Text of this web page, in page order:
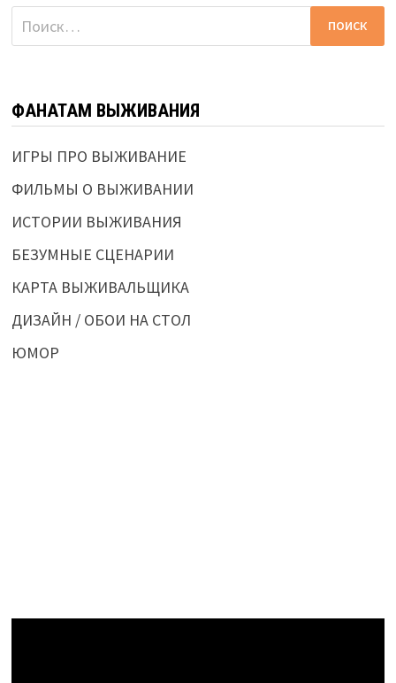
Найти:
ФАНАТАМ ВЫЖИВАНИЯ
ИГРЫ ПРО ВЫЖИВАНИЕ
ФИЛЬМЫ О ВЫЖИВАНИИ
ИСТОРИИ ВЫЖИВАНИЯ
БЕЗУМНЫЕ СЦЕНАРИИ
КАРТА ВЫЖИВАЛЬЩИКА
ДИЗАЙН / ОБОИ НА СТОЛ
ЮМОР